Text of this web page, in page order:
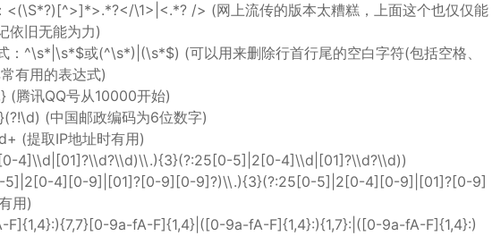
<(\S*?)[^>]*>.*?</\1>|<.*? /> (网上流传的版本太糟糕，上面这个也仅仅能
依旧无能为力)
：^\s*|\s*$或(^\s*)|(\s*$) (可以用来删除行首行尾的空白字符(包括空格、
有用的表达式)
腾讯QQ号从10000开始)
(中国邮政编码为6位数字)
(提取IP地址时有用)
4]\\d|[01]?\\d?\\d)\\.){3}(?:25[0-5]|2[0-4]\\d|[01]?\\d?\\d))
5]|2[0-4][0-9]|[01]?[0-9][0-9]?)\\.){3}(?:25[0-5]|2[0-4][0-9]|[01]?[0-9]
用)
F]{1,4}:){7,7}[0-9a-fA-F]{1,4}|([0-9a-fA-F]{1,4}:){1,7}:|([0-9a-fA-F]{1,4}:)